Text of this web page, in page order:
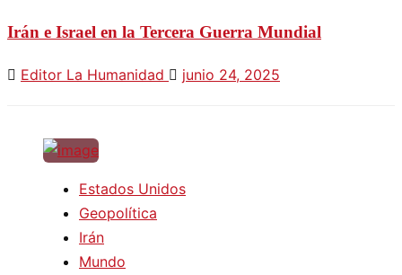
Irán e Israel en la Tercera Guerra Mundial
Editor La Humanidad junio 24, 2025
Estados Unidos
Geopolítica
Irán
Mundo